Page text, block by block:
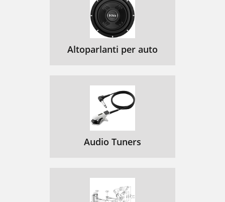
Altoparlanti per auto
Audio Tuners